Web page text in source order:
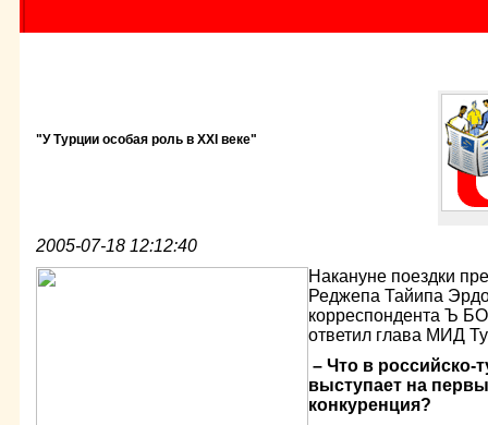
"У Турции особая роль в XXI веке"
2005-07-18 12:12:40
Накануне поездки
Реджепа Тайипа
корреспондента Ъ
ответил глава МИД
– Что в российско-
выступает на
конкуренция?